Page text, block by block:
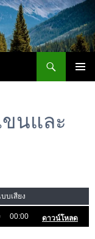
ขนและ
บเสียง
00:00 ดาวน์โหลด